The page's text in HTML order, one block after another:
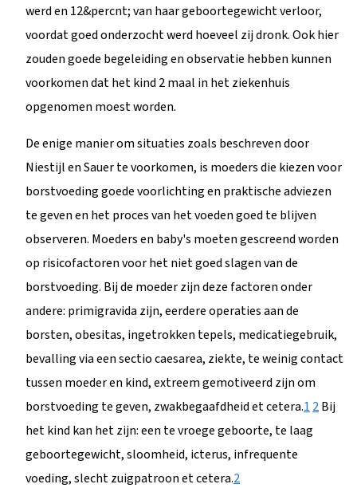
werd en 12&percnt; van haar geboortegewicht verloor,
voordat goed onderzocht werd hoeveel zij dronk. Ook hier
zouden goede begeleiding en observatie hebben kunnen
voorkomen dat het kind 2 maal in het ziekenhuis
opgenomen moest worden.
De enige manier om situaties zoals beschreven door
Niestijl en Sauer te voorkomen, is moeders die kiezen voor
borstvoeding goede voorlichting en praktische adviezen
te geven en het proces van het voeden goed te blijven
observeren. Moeders en baby's moeten gescreend worden
op risicofactoren voor het niet goed slagen van de
borstvoeding. Bij de moeder zijn deze factoren onder
andere: primigravida zijn, eerdere operaties aan de
borsten, obesitas, ingetrokken tepels, medicatiegebruik,
bevalling via een sectio caesarea, ziekte, te weinig contact
tussen moeder en kind, extreem gemotiveerd zijn om
borstvoeding te geven, zwakbegaafdheid et cetera.1 2Bij
het kind kan het zijn: een te vroege geboorte, te laag
geboortegewicht, sloomheid, icterus, infrequente
voeding, slecht zuigpatroon et cetera.2